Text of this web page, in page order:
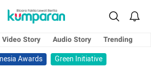
Video Story Audio Story
Trending
Awards
Green Initiative